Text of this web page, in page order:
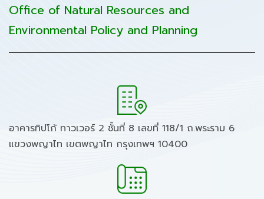
Office of Natural Resources and
Environmental Policy and Planning
อาคารทิปโก้ ทาวเวอร์ 2 ชั้นที่ 8 เลขที่ 118/1 ถ.พระราม 6
แขวงพญาไท เขตพญาไท กรุงเทพฯ 10400